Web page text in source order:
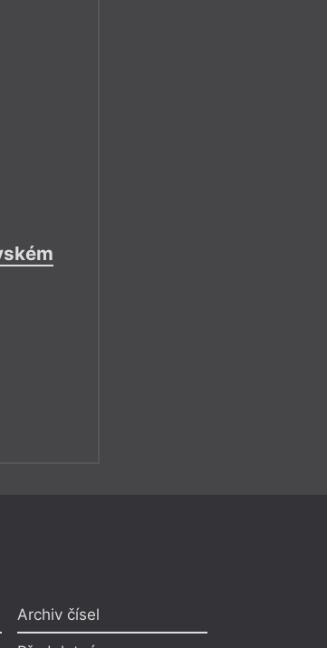
Archiv čísel